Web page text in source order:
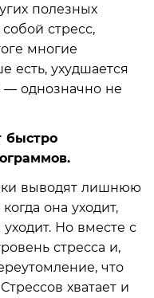
полезных
стресс,
многие
есть, ухудшается
— однозначно не
быстро
выводят лишнюю
она уходит,
Но вместе с
стресса и,
что
хватает и